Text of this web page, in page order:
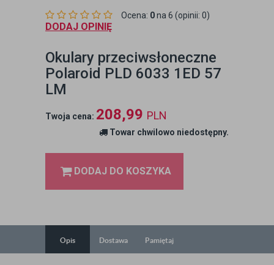
Ocena: 0na 6 (opinii: 0)
DODAJ OPINIĘ
Okulary przeciwsłoneczne
Polaroid PLD 6033 1ED 57
LM
Twoja cena: 208,99 PLN
Towar chwilowo niedostępny.
DODAJ DO KOSZYKA
Opis Dostawa Pamiętaj